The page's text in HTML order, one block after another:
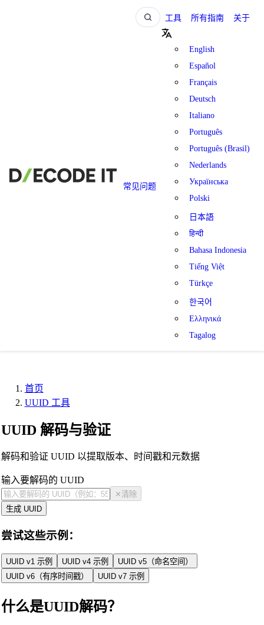
工具 所有指南 关于
常见问题
English
Español
Français
Deutsch
Italiano
Português
Português (Brasil)
Nederlands
Українська
Polski
日本語
हिन्दी
Bahasa Indonesia
Tiếng Việt
Türkçe
한국어
Ελληνικά
Tagalog
首页
UUID 工具
UUID 解码与验证
解码和验证 UUID 以提取版本、时间戳和元数据
输入要解码的 UUID
✕ 清除
生成 UUID
尝试这些示例：
UUID v1 示例 UUID v4 示例
UUID v5（命名空间）
UUID v6（有序时间戳）
UUID v7 示例
什么是UUID解码？